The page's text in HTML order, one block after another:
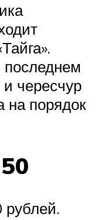
последнем
чересчур
на порядок
рублей.